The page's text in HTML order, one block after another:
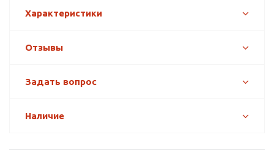
Характеристики
Отзывы
Задать вопрос
Наличие